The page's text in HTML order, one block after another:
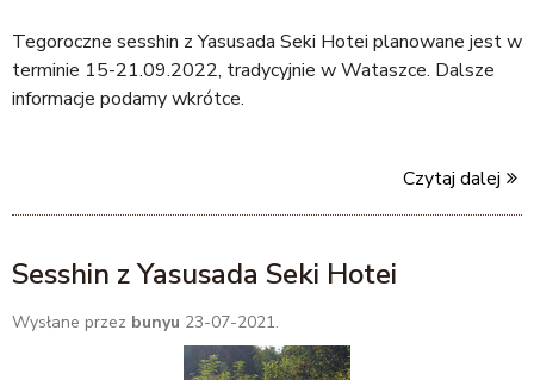
Tegoroczne sesshin z Yasusada Seki Hotei planowane jest w
terminie 15-21.09.2022, tradycyjnie w Wataszce. Dalsze
informacje podamy wkrótce.
Czytaj dalej
Sesshin z Yasusada Seki Hotei
Wysłane przez bunyu 23-07-2021.